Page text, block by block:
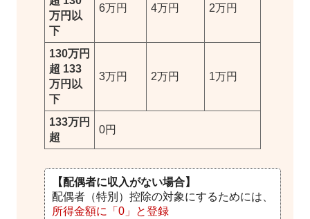
万円以
下
6万円 4万円 2万円
130万円
超 133
万円以
下
3万円 2万円 1万円
133万円
超
0円
【配偶者に収入がない場合】
配偶者（特別）控除の対象にするためには、
所得金額に「0」と登録